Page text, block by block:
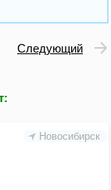
Следующий
:
Новосибирск